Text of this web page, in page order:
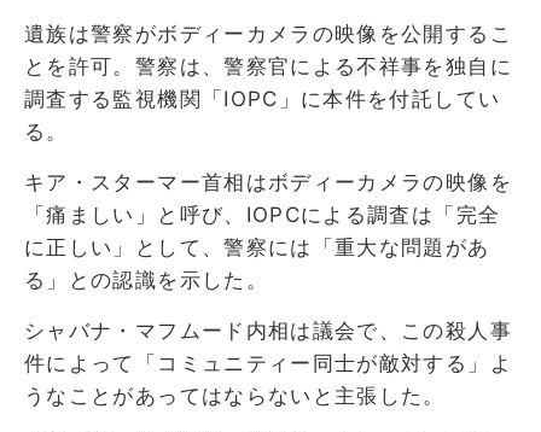
遺族は警察がボディーカメラの映像を公開するこ
とを許可。警察は、警察官による不祥事を独自に
調査する監視機関「IOPC」に本件を付託してい
る。
キア・スターマー首相はボディーカメラの映像を
「痛ましい」と呼び、IOPCによる調査は「完全
に正しい」として、警察には「重大な問題があ
る」との認識を示した。
シャバナ・マフムード内相は議会で、この殺人事
件によって「コミュニティー同士が敵対する」よ
うなことがあってはならないと主張した。